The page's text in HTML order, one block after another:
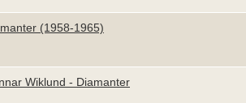
(1958-1965)
Wiklund - Diamanter